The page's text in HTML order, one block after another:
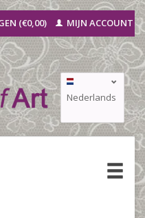
(€0,00) MIJN ACCOUNT
Nederlands
Deutsch